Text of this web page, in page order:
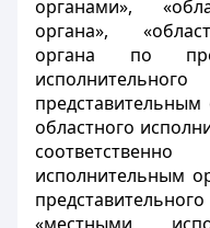
органами»,
органа»,
органа по
областного
исполнительным